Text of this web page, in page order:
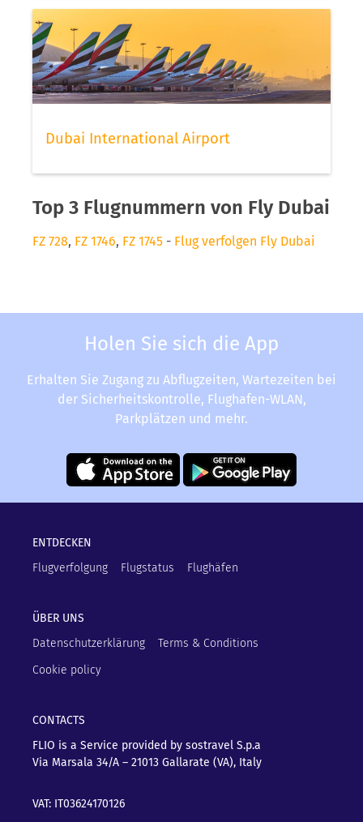
Dubai International Airport
Top 3 Flugnummern von Fly Dubai
FZ 728, FZ 1746, FZ 1745 - Flug verfolgen Fly Dubai
Holen Sie sich die App
Erhalten Sie Zugang zu Abflugzeiten, Wartezeiten bei
der Sicherheitskontrolle, Flughafen-WLAN,
Parkplätzen und mehr.
ENTDECKEN
Flugverfolgung
Flugstatus Flughäfen
ÜBER UNS
Datenschutzerklärung
Terms & Conditions
Cookie policy
CONTACTS
FLIO is a Service provided by sostravel S.p.a
Via Marsala 34/A – 21013 Gallarate (VA), Italy
VAT: IT03624170126